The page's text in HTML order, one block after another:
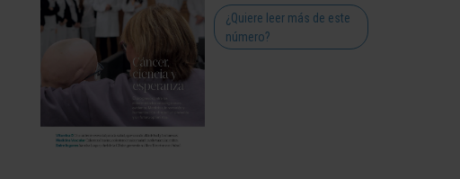
¿Quiere leer más de este
número?